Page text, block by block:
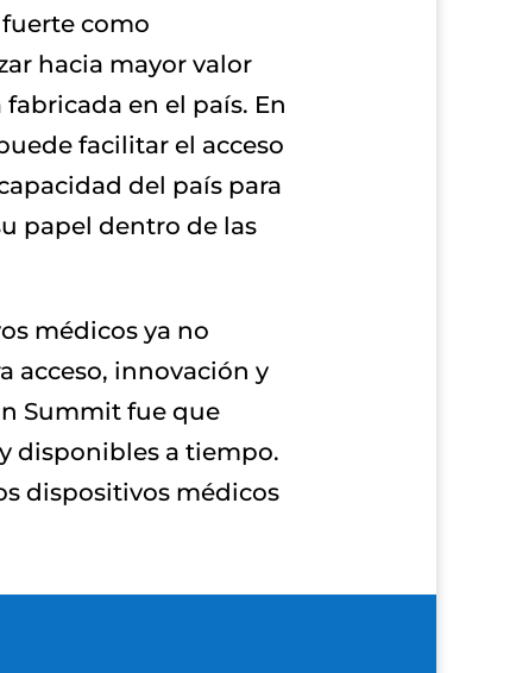
como
hacia mayor valor
en el país. En
facilitar el acceso
del país para
papel dentro de las
médicos ya no
acceso, innovación y
Summit fue que
disponibles a tiempo.
dispositivos médicos